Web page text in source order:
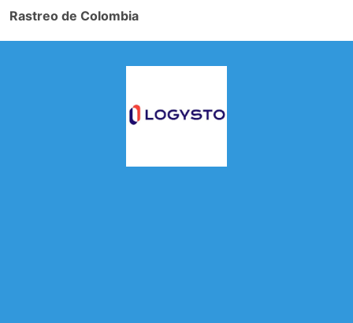
Rastreo de Colombia